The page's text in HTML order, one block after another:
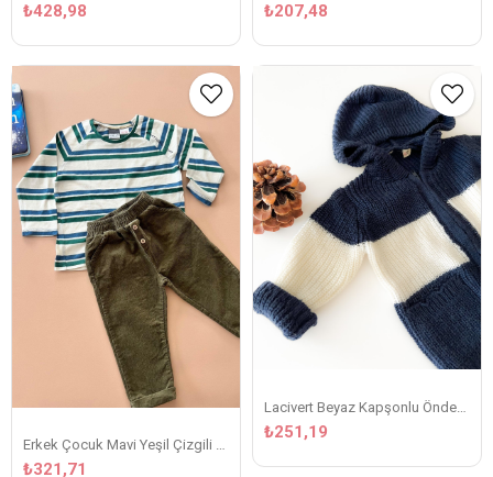
₺428,98 ₺207,48
Erkek Çocuk Mavi Yeşil Çizgili Ekru Basic Tişört
₺321,71
₺251,19